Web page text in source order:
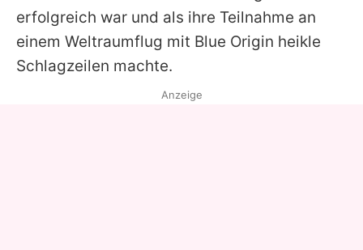
erfolgreich war und als ihre Teilnahme an
einem Weltraumflug mit Blue Origin heikle
Schlagzeilen machte.
Anzeige